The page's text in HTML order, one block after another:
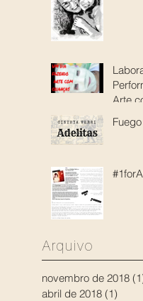
Arte
Arquivo
novembro de 2018
abril de 2018 (1)